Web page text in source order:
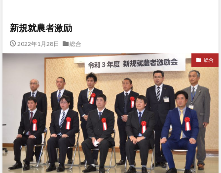
新規就農者激励
2022年1月28日 総合
総合